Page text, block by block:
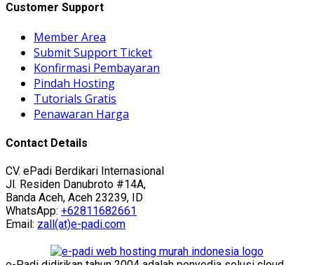
Customer Support
Member Area
Submit Support Ticket
Konfirmasi Pembayaran
Pindah Hosting
Tutorials Gratis
Penawaran Harga
Contact Details
CV. ePadi Berdikari Internasional
Jl. Residen Danubroto #14A,
Banda Aceh, Aceh 23239, ID
WhatsApp: +62811682661
Email: zall(at)e-padi.com